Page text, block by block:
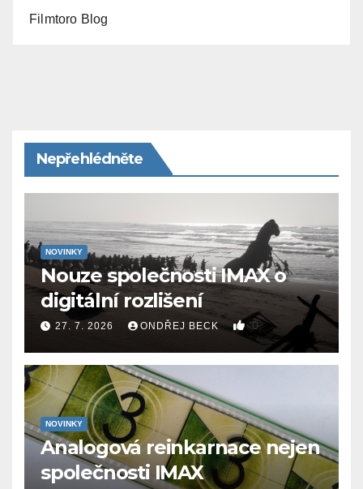
Filmtoro Blog
Nepřehlédněte
NOVINKY
Nouze společnosti IMAX o
digitální rozlišení
27. 7. 2026 ONDŘEJ BECK 0
NOVINKY
Analogová reinkarnace nejen
společnosti IMAX